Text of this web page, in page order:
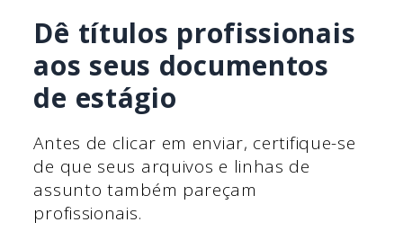
Dê títulos profissionais
aos seus documentos
de estágio
Antes de clicar em enviar, certifique-se
de que seus arquivos e linhas de
assunto também pareçam
profissionais.